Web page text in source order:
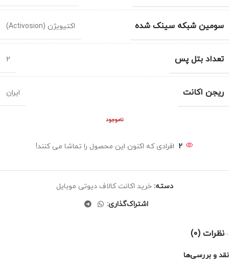
سومین شبکه سینک شده اکتیویژن (Activosion)
تعداد بتل پس 2
ریجن اکانت ایران
ناموجود
2 افرادی که اکنون این محصول را تماشا می کنند!
دسته: خرید اکانت کالاف دیوتی موبایل
اشتراک‌گذاری:
نظرات (0)
نقد و بررسی‌ها